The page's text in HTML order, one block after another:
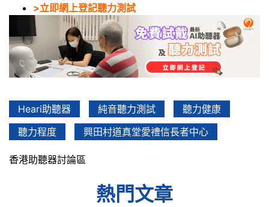
>立即網上登記聽力測試
Heari助聽器 純音聽力測試
聽力健康
聽力程度
興田村道真堂愛禮信長者中心
香港助聽器討論區
熱門文章